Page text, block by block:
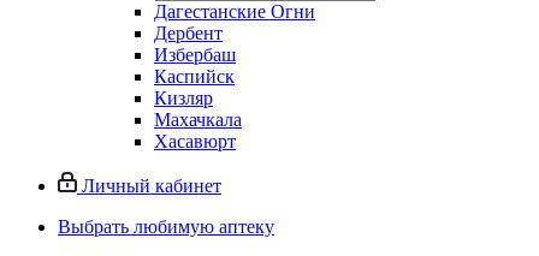
Дагестанские Огни
Дербент
Избербаш
Каспийск
Кизляр
Махачкала
Хасавюрт
Личный кабинет
Выбрать любимую аптеку